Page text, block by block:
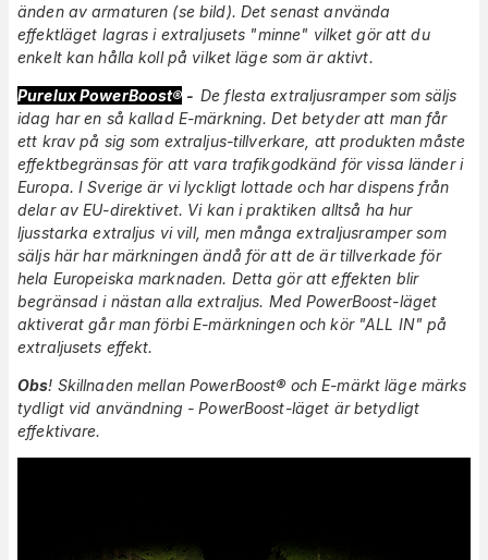
änden av armaturen (se bild). Det senast använda
effektläget lagras i extraljusets "minne" vilket gör att du
enkelt kan hålla koll på vilket läge som är aktivt.
Purelux PowerBoost® - De flesta extraljusramper som säljs
idag har en så kallad E-märkning. Det betyder att man får
ett krav på sig som extraljus-tillverkare, att produkten måste
effektbegränsas för att vara trafikgodkänd för vissa länder i
Europa. I Sverige är vi lyckligt lottade och har dispens från
delar av EU-direktivet. Vi kan i praktiken alltså ha hur
ljusstarka extraljus vi vill, men många extraljusramper som
säljs här har märkningen ändå för att de är tillverkade för
hela Europeiska marknaden. Detta gör att effekten blir
begränsad i nästan alla extraljus. Med PowerBoost-läget
aktiverat går man förbi E-märkningen och kör "ALL IN" på
extraljusets effekt.
Obs! Skillnaden mellan PowerBoost® och E-märkt läge märks
tydligt vid användning - PowerBoost-läget är betydligt
effektivare.